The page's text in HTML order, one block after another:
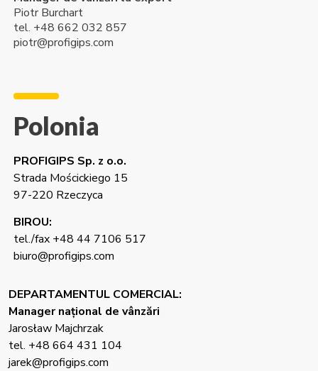
Piotr Burchart
tel. +48 662 032 857
piotr@profigips.com
Polonia
PROFIGIPS Sp. z o.o.
Strada Mościckiego 15
97-220 Rzeczyca
BIROU:
tel./fax +48 44 7106 517
biuro@profigips.com
DEPARTAMENTUL COMERCIAL:
Manager național de vânzări
Jarosław Majchrzak
tel. +48 664 431 104
jarek@profigips.com